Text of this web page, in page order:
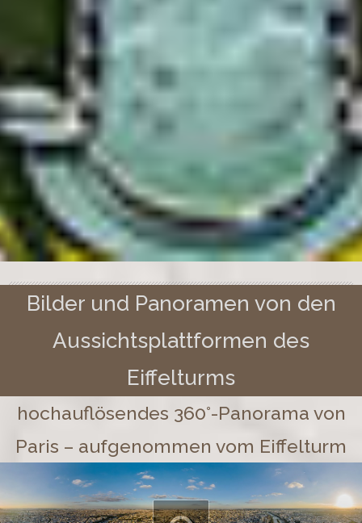
Bilder und Panoramen von den
Aussichtsplattformen des
Eiffelturms
hochauflösendes 360°-Panorama von
Paris – aufgenommen vom Eiffelturm